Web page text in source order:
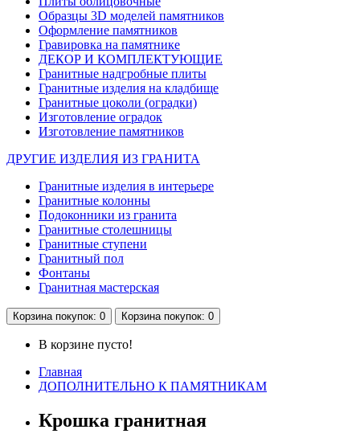
Образцы 3D моделей памятников
Оформление памятников
Гравировка на памятнике
ДЕКОР И КОМПЛЕКТУЮЩИЕ
Гранитные надгробные плиты
Гранитные изделия на кладбище
Гранитные цоколи (оградки)
Изготовление оградок
Изготовление памятников
ДРУГИЕ ИЗДЕЛИЯ ИЗ ГРАНИТА
Гранитные изделия в интерьере
Гранитные колонны
Подоконники из гранита
Гранитные столешницы
Гранитные ступени
Гранитный пол
Фонтаны
Гранитная мастерская
Корзинапокупок: 0 Корзинапокупок: 0
В корзине пусто!
Главная
ДОПОЛНИТЕЛЬНО К ПАМЯТНИКАМ
Крошка гранитная